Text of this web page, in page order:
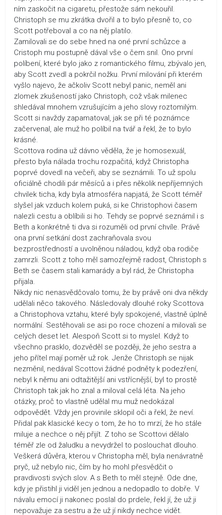
ním zaskočit na cigaretu, přestože sám nekouřil.
Christoph se mu zkrátka dvořil a to bylo přesně to, co
Scott potřeboval a co na něj platilo.
Zamilovali se do sebe hned na oné první schůzce a
Cristoph mu postupně dával vše o čem snil. Ono první
políbení, které bylo jako z romantického filmu, zbývalo jen,
aby Scott zvedl a pokrčil nožku. První milování při kterém
vyšlo najevo, že ačkoliv Scott nebyl panic, neměl ani
zlomek zkušeností jako Christoph, což však milenec
shledával mnohem vzrušujícím a jeho slovy roztomilým.
Scott si navždy zapamatoval, jak se při té poznámce
začervenal, ale muž ho políbil na tvář a řekl, že to bylo
krásné.
Scottova rodina už dávno věděla, že je homosexuál,
přesto byla nálada trochu rozpačitá, když Christopha
poprvé dovedl na večeři, aby se seznámili. To už spolu
oficiálně chodili pár měsíců a i přes několik nepříjemných
chvilek ticha, kdy byla atmosféra napjatá, že Scott téměř
slyšel jak vzduch kolem puká, si ke Christophovi časem
nalezli cestu a oblíbili si ho. Tehdy se poprvé seznámil i s
Beth a konkrétně ti dva si rozuměli od první chvíle. Právě
ona první setkání dost zachraňovala svou
bezprostředností a uvolněnou náladou, když oba rodiče
zamrzli. Scott z toho měl samozřejmě radost, Christoph s
Beth se časem stali kamarády a byl rád, že Christopha
přijala.
Nikdy nic nenasvědčovalo tomu, že by právě oni dva někdy
udělali něco takového. Následovaly dlouhé roky Scottova
a Christophova vztahu, které byly spokojené, vlastně úplně
normální. Sestěhovali se asi po roce chození a milovali se
celých deset let. Alespoň Scott si to myslel. Když to
všechno prasklo, dozvěděl se později, že jeho sestra a
jeho přítel mají poměr už rok. Jenže Christoph se nijak
nezměnil, nedával Scottovi žádné podněty k podezření,
nebyl k němu ani odtažitější ani vstřícnější, byl to prostě
Christoph tak jak ho znal a miloval celá léta. Na jeho
otázky, proč to vlastně udělal mu muž nedokázal
odpovědět. Vždy jen provinile sklopil oči a řekl, že neví.
Přidal pak klasické kecy o tom, že ho to mrzí, že ho stále
miluje a nechce o něj přijít. Z toho se Scottovi dělalo
téměř zle od žaludku a nevydržel to poslouchat dlouho.
Veškerá důvěra, kterou v Christopha měl, byla nenávratně
pryč, už nebylo nic, čím by ho mohl přesvědčit o
pravdivosti svých slov. A s Beth to měl stejně. Ode dne,
kdy je přistihl ji viděl jen jednou a nedopadlo to dobře. V
návalu emocí ji nakonec poslal do prdele, řekl jí, že už ji
nepovažuje za sestru a že už jí nikdy nechce vidět.